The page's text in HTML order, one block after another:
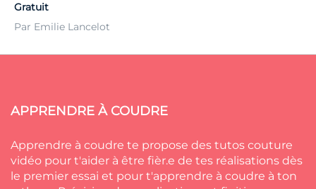
Gratuit
Par Emilie Lancelot
APPRENDRE À COUDRE
Apprendre à coudre te propose des tutos couture
vidéo pour t'aider à être fièr.e de tes réalisations dès
le premier essai et pour t'apprendre à coudre à ton